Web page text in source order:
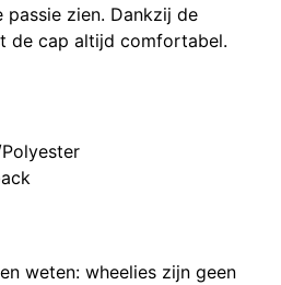
passie zien. Dankzij de
de cap altijd comfortabel.
weten: wheelies zijn geen